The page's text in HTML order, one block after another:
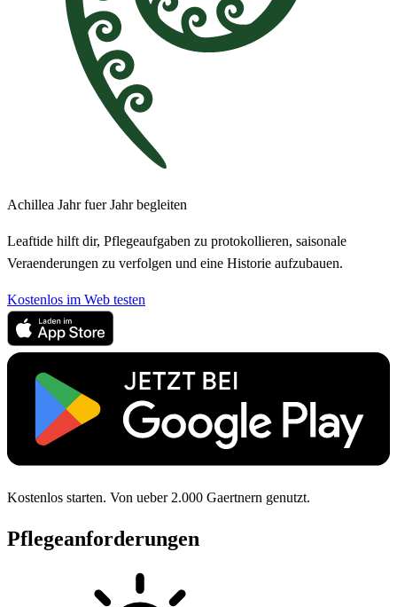
Achillea Jahr fuer Jahr begleiten
Leaftide hilft dir, Pflegeaufgaben zu protokollieren, saisonale
Veraenderungen zu verfolgen und eine Historie aufzubauen.
Kostenlos im Web testen
Kostenlos starten. Von ueber 2.000 Gaertnern genutzt.
Pflegeanforderungen